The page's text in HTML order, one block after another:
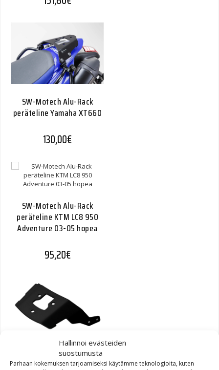
Hallinnoi evästeiden
suostumusta
Parhaan kokemuksen tarjoamiseksi käytämme teknologioita, kuten
SW-Motech Alu-Rack
peräteline Yamaha XT660
130,00€
SW-Motech Alu-Rack
peräteline KTM LC8 950
Adventure 03-05 hopea
95,20€
SW-Motech Alu-Rack